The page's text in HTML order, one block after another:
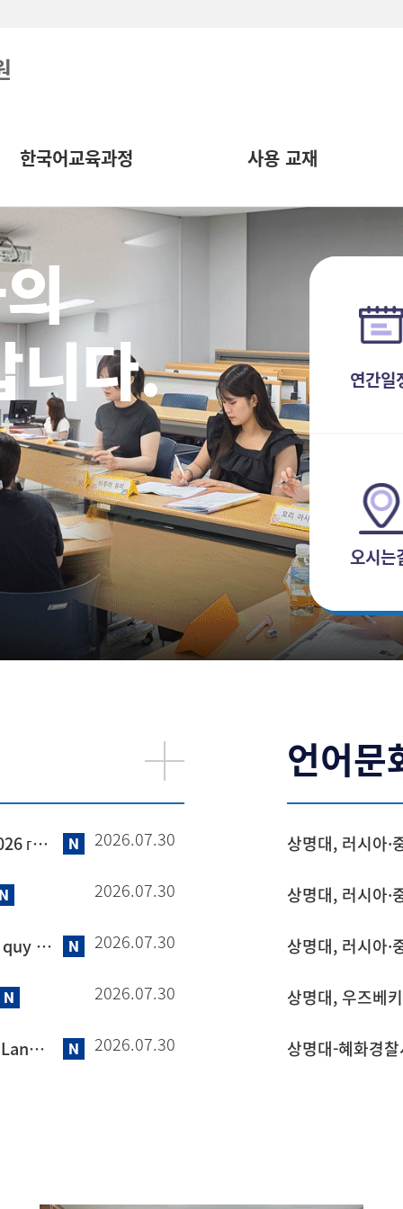
한국어교육과정 사용 교재
니다.
연간일
오시는
Набор новых студентов на зимний семестр 2026 года по программе корейского языка 2026.07.30
2026.07.30
Tuyển sinh chương trình tiếng Hàn hệ chính quy học kỳ mùa đông 2026 2026.07.30
2026.07.30
2026 Winter Term Admission for the Korean Language Regular Program 2026.07.30
언어문